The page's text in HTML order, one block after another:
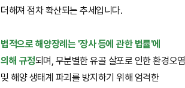
더해져 점차 확산되는 추세입니다.
법적으로 해양장례는 '장사 등에 관한 법률'에
의해 규정되며, 무분별한 유골 살포로 인한 환경오염
및 해양 생태계 파괴를 방지하기 위해 엄격한